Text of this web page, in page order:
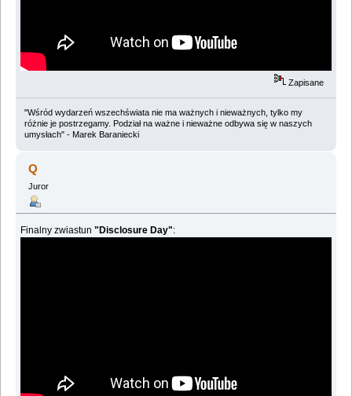
Zapisane
"Wśród wydarzeń wszechświata nie ma ważnych i nieważnych, tylko my
różnie je postrzegamy. Podział na ważne i nieważne odbywa się w naszych
umysłach" - Marek Baraniecki
Q
Juror
Finalny zwiastun"Disclosure Day":